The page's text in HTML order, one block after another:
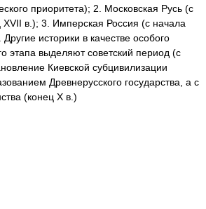
приоритета); 2. Московская Русь (с
XVII в.); 3. Имперская Россия (с начала
историки в качестве особого
этапа выделяют советский период (с
Киевской субцивилизации
Древнерусского государства, а с
(конец Х в.)